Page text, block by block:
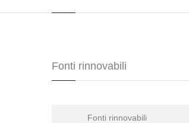
Fonti rinnovabili
Fonti rinnovabili